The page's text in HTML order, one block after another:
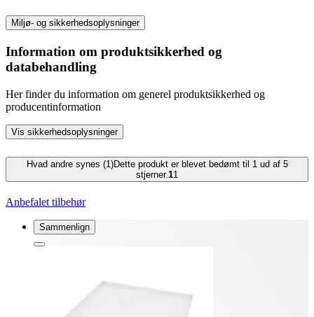
Miljø- og sikkerhedsoplysninger
Information om produktsikkerhed og
databehandling
Her finder du information om generel produktsikkerhed og
producentinformation
Vis sikkerhedsoplysninger
Hvad andre synes (1)Dette produkt er blevet bedømt til 1 ud af 5
stjerner.11
Anbefalet tilbehør
Sammenlign